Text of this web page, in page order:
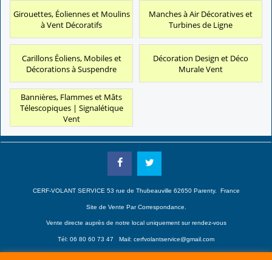
Girouettes, Éoliennes et Moulins
à Vent Décoratifs
Manches à Air Décoratives et
Turbines de Ligne
Carillons Éoliens, Mobiles et
Décorations à Suspendre
Décoration Design et Déco
Murale Vent
Bannières, Flammes et Mâts
Télescopiques | Signalétique
Vent
CERF-VOLANT SERVICE 53 rue de Thubeauville 62650 Parenty. France
Site de Vente Par Correspondance.
Vente directe auprès de notre local uniquement sur rendez-vous
Tél: 06 80 60 73 47 Mail: cerfvolantservice@gmail.com